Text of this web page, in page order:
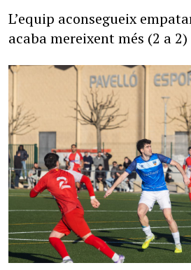
L’equip aconsegueix
acaba mereixent més (2 a 2)